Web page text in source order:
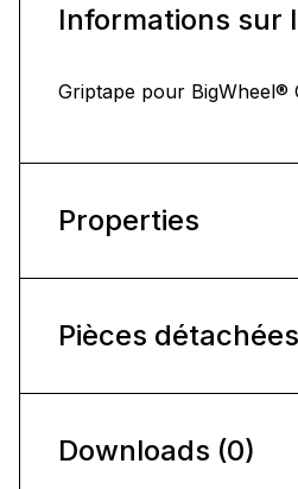
Informations sur
Griptape pour BigWheel®
Properties
Pièces
Downloads (0)